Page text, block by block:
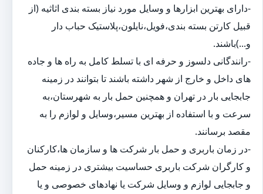
-دارای بهترین ابزارها و وسایل مورد نیاز بسته بندی اثاثیه (از
قبیل کارتن بسته بندی،فویل،نایلون،پلاستیک حباب دار
و...)باشند.
-رانندگانی دلسوز و حرفه ای با تسلط کامل به راه ها و جاده
های داخل و خارج از شهر داشته باشند تا بتوانند در زمینه
جابجایی بار در تهران و همچنین حمل بار به شهرستان،به
سرعت و با استفاده از بهترین مسیر،وسایل و لوازم را به
مقصد برسانند.
-در زمان باربری و حمل بار شرکت ها و سازمان ها،کارکنان
و کارگران شرکت باربری حساسیت بیشتری در زمینه حمل
و جابجایی لوازم و وسایل شرکت یا نهادهای خصوصی و یا